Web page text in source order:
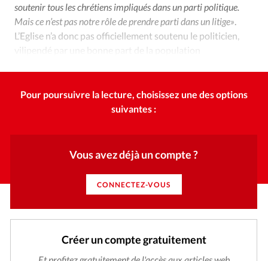
soutenir tous les chrétiens impliqués dans un parti politique.
Mais ce n’est pas notre rôle de prendre parti dans un litige»
L’Eglise n’a donc pas officiellement soutenu le politicien,
vilipendé par une bonne part de la population
Pour poursuivre la lecture, choisissez une des options
suivantes :
Vous avez déjà un compte ?
CONNECTEZ-VOUS
Créer un compte gratuitement